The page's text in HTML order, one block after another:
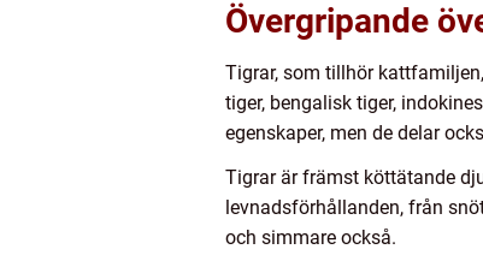
Övergripande
Tigrar, som tillhör
tiger, bengalisk tiger,
egenskaper, men de delar
Tigrar är främst köttätande
levnadsförhållanden, från
och simmare också.